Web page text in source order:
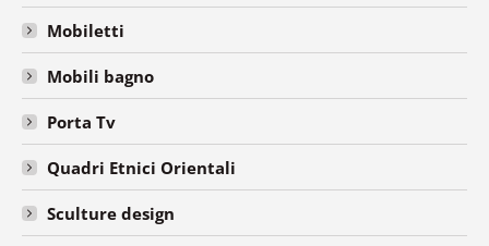
Mobiletti
Mobili bagno
Porta Tv
Quadri Etnici Orientali
Sculture design